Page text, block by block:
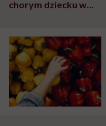
chorym dziecku w
może chyba tylko
głupota i brak
wyobraźni"